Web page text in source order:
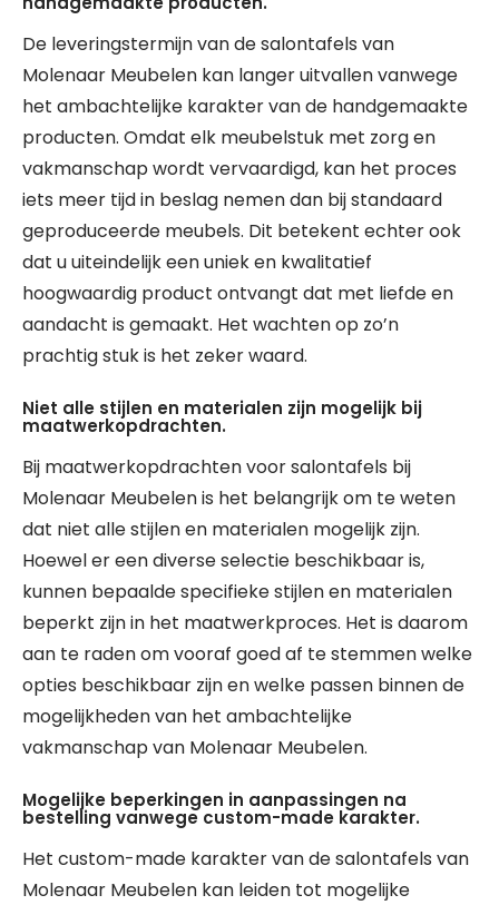
De leveringstermijn van de salontafels van
Molenaar Meubelen kan langer uitvallen vanwege
het ambachtelijke karakter van de handgemaakte
producten. Omdat elk meubelstuk met zorg en
vakmanschap wordt vervaardigd, kan het proces
iets meer tijd in beslag nemen dan bij standaard
geproduceerde meubels. Dit betekent echter ook
dat u uiteindelijk een uniek en kwalitatief
hoogwaardig product ontvangt dat met liefde en
aandacht is gemaakt. Het wachten op zo’n
prachtig stuk is het zeker waard.
Niet alle stijlen en materialen zijn mogelijk bij
maatwerkopdrachten.
Bij maatwerkopdrachten voor salontafels bij
Molenaar Meubelen is het belangrijk om te weten
dat niet alle stijlen en materialen mogelijk zijn.
Hoewel er een diverse selectie beschikbaar is,
kunnen bepaalde specifieke stijlen en materialen
beperkt zijn in het maatwerkproces. Het is daarom
aan te raden om vooraf goed af te stemmen welke
opties beschikbaar zijn en welke passen binnen de
mogelijkheden van het ambachtelijke
vakmanschap van Molenaar Meubelen.
Mogelijke beperkingen in aanpassingen na
bestelling vanwege custom-made karakter.
Het custom-made karakter van de salontafels van
Molenaar Meubelen kan leiden tot mogelijke